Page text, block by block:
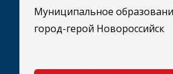
Муниципальное
город-герой Новороссийск